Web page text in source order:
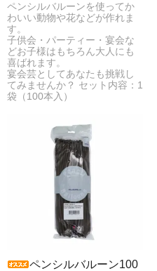
ペンシルバルーンを使ってか
わいい動物や花などが作れま
す。
子供会・パーティー・宴会な
どお子様はもちろん大人にも
喜ばれます。
宴会芸としてあなたも挑戦し
てみませんか？ セット内容：1
袋（100本入）
ペンシルバルーン100